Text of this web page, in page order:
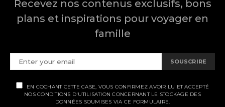
Recevez nos contenus exclusifs, bons
plans et inspirations pour voyager en
famille
SOUSCRIRE
EN COCHANT CETTE CASE, VOUS CONFIRMEZ AVOIR LU ET ACCEPTÉ
NOS CONDITIONS D'UTILISATION CONCERNANT LE STOCKAGE DES
DONNÉES SOUMISES VIA CE FORMULAIRE.